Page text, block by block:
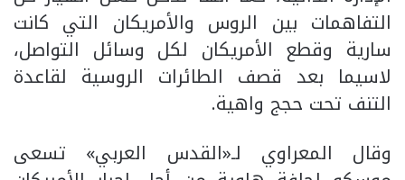
التفاهمات بين الروس والأمريكان التي كانت
سارية وقطع الأمريكان لكل وسائل التواصل،
لاسيما بعد قصف الطائرات الروسية لقاعدة
التنف تحت حجج واهية.
وقال المعراوي لـ«القدس العربي» تسعى